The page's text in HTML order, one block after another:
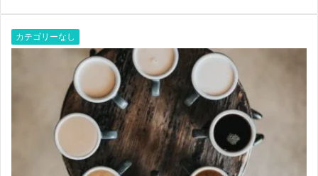
カテゴリーなし